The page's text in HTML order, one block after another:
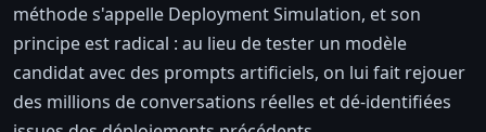
méthode s'appelle Deployment Simulation, et son
principe est radical : au lieu de tester un modèle
candidat avec des prompts artificiels, on lui fait rejouer
des millions de conversations réelles et dé-identifiées